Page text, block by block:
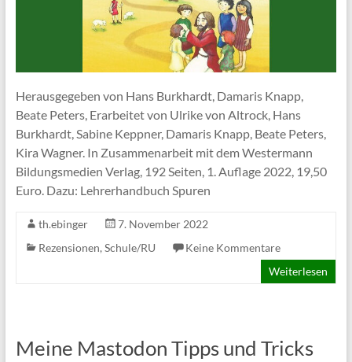
Herausgegeben von Hans Burkhardt, Damaris Knapp,
Beate Peters, Erarbeitet von Ulrike von Altrock, Hans
Burkhardt, Sabine Keppner, Damaris Knapp, Beate Peters,
Kira Wagner. In Zusammenarbeit mit dem Westermann
Bildungsmedien Verlag, 192 Seiten, 1. Auflage 2022, 19,50
Euro. Dazu: Lehrerhandbuch Spuren
th.ebinger
7. November 2022
Rezensionen, Schule/RU
Keine Kommentare
Weiterlesen
Meine Mastodon Tipps und Tricks